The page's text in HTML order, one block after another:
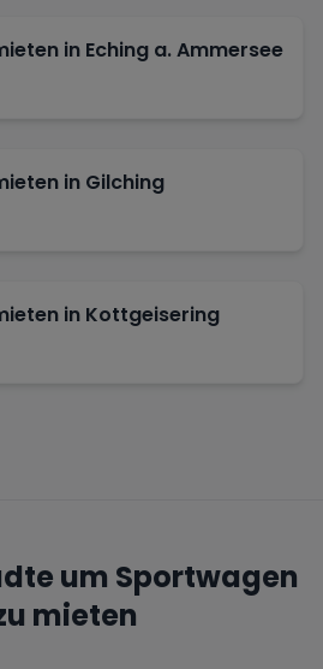
in Eching a. Ammersee
in Gilching
in Kottgeisering
um Sportwagen
mieten